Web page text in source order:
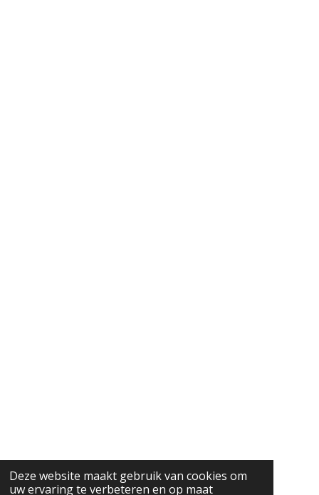
Deze website maakt gebruik van cookies om
uw ervaring te verbeteren en op maat